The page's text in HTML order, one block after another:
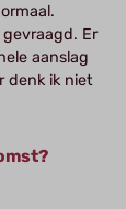
Er
aanslag
denk ik niet